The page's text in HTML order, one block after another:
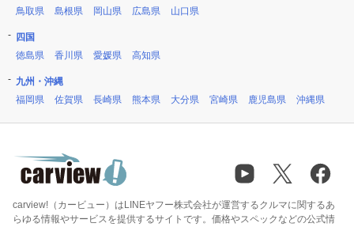
鳥取県
島根県 岡山県 広島県 山口県
四国
徳島県
香川県 愛媛県 高知県
九州・沖縄
福岡県
佐賀県 長崎県 熊本県 大分県 宮崎県 鹿児島県 沖縄県
carview!（カービュー）はLINEヤフー株式会社が運営するクルマに関するあ
らゆる情報やサービスを提供するサイトです。価格やスペックなどの公式情